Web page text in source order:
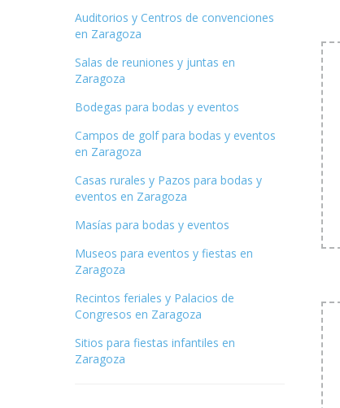
Auditorios y Centros de convenciones
en Zaragoza
Salas de reuniones y juntas en
Zaragoza
Bodegas para bodas y eventos
Campos de golf para bodas y eventos
en Zaragoza
Casas rurales y Pazos para bodas y
eventos en Zaragoza
Masías para bodas y eventos
Museos para eventos y fiestas en
Zaragoza
Recintos feriales y Palacios de
Congresos en Zaragoza
Sitios para fiestas infantiles en
Zaragoza